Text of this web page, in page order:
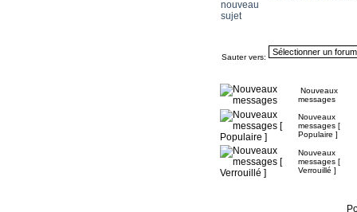
Sauter vers:
Nouveaux
messages
Nouveaux
messages [
Populaire ]
Nouveaux
messages [
Verrouillé ]